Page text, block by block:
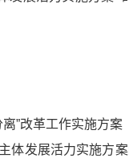
”改革工作实施方案
体发展活力实施方案